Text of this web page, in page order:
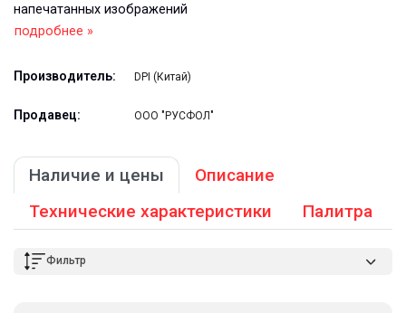
напечатанных изображений
подробнее »
Производитель: DPI (Китай)
Продавец: ООО "РУСФОЛ"
Наличие и цены
Описание
Технические характеристики
Палитра
Фильтр